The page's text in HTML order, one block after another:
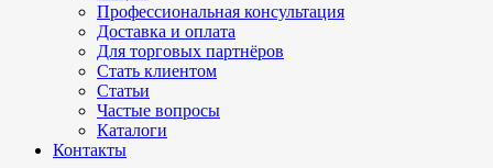
Профессиональная консультация
Доставка и оплата
Для торговых партнёров
Стать клиентом
Статьи
Частые вопросы
Каталоги
Контакты